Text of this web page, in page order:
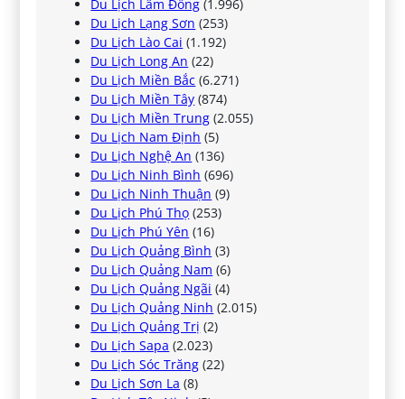
Du Lịch Lâm Đồng (1.996)
Du Lịch Lạng Sơn (253)
Du Lịch Lào Cai (1.192)
Du Lịch Long An (22)
Du Lịch Miền Bắc (6.271)
Du Lịch Miền Tây (874)
Du Lịch Miền Trung (2.055)
Du Lịch Nam Định (5)
Du Lịch Nghệ An (136)
Du Lịch Ninh Bình (696)
Du Lịch Ninh Thuận (9)
Du Lịch Phú Thọ (253)
Du Lịch Phú Yên (16)
Du Lịch Quảng Bình (3)
Du Lịch Quảng Nam (6)
Du Lịch Quảng Ngãi (4)
Du Lịch Quảng Ninh (2.015)
Du Lịch Quảng Trị (2)
Du Lịch Sapa (2.023)
Du Lịch Sóc Trăng (22)
Du Lịch Sơn La (8)